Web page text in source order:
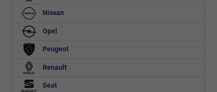
Nissan
Opel
Peugeot
Renault
Seat